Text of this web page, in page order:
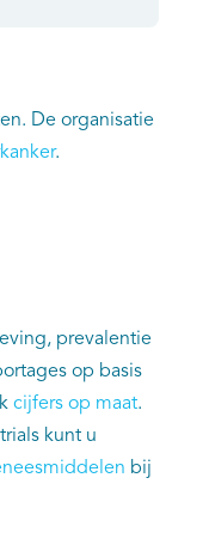
De organisatie
.
prevalentie
op basis
cijfers op maat.
kunt u
bij